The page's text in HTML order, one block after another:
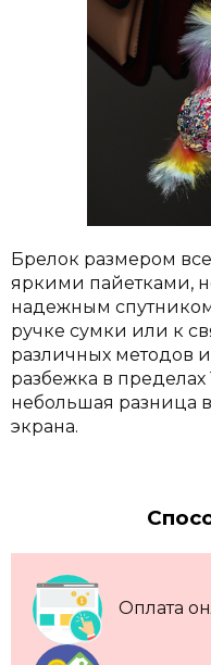
Брелок размером
яркими пайетками,
надежным
ручке сумки или к
различных методов
разбежка в
небольшая разница
экрана.
Оплата